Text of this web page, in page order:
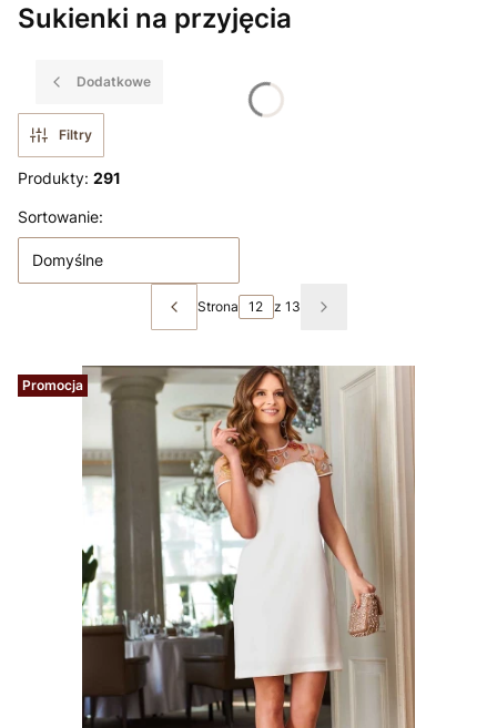
Sukienki na przyjęcia
Dodatkowe
Filtry
Produkty: 291
Lista produktów
Sortowanie:
Domyślne
Poprzednie produkty
Strona z 13 Następne produkty
Promocja